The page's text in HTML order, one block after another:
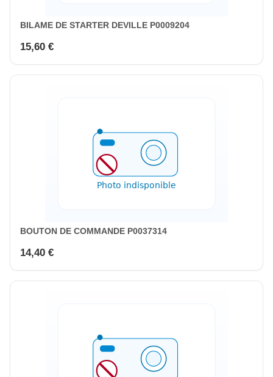
BILAME DE STARTER DEVILLE P0009204
15,60 €
BOUTON DE COMMANDE P0037314
14,40 €